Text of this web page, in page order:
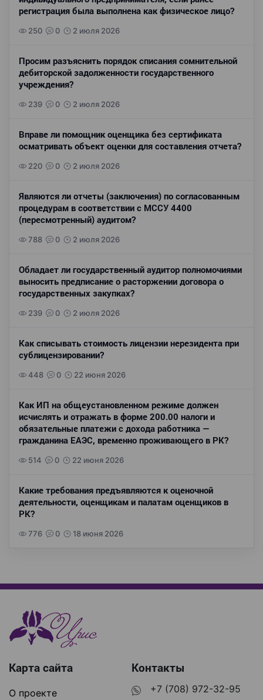
регистрация была выполнена как физическое лицо?
250 0 2 июля 2026
Просим разъяснить порядок списания сомнительной
дебиторской задолженности государственного
учреждения?
239 0 2 июля 2026
Вправе ли помощник оценщика без сертификата
осматривать объект оценки для составления отчета?
220 0 2 июля 2026
Являются ли отчеты (заключения) по согласованным
процедурам в соответствии с МССУ 4400
(пересмотренный) аудитом?
788 0 2 июля 2026
Обладает ли государственный аудитор полномочиями
выносить предписание о расторжении договора о
государственных закупках?
239 0 2 июля 2026
Как списывать стоимость лицензии нерезидента при
сублицензировании?
448 0 22 июня 2026
Как ИП на общеустановленном режиме должен
исчислять и отражать в форме 200.00 налоги и
обязательные платежи с дохода работника —
гражданина ЕАЭС, временно проживающего в РК?
514 0 22 июня 2026
Какие требования предъявляются к оценочной
деятельности, оценщикам и палатам оценщиков в
РК?
776 0 18 июня 2026
Карта сайта
О проекте
Контакты
+7 (708) 972-32-95